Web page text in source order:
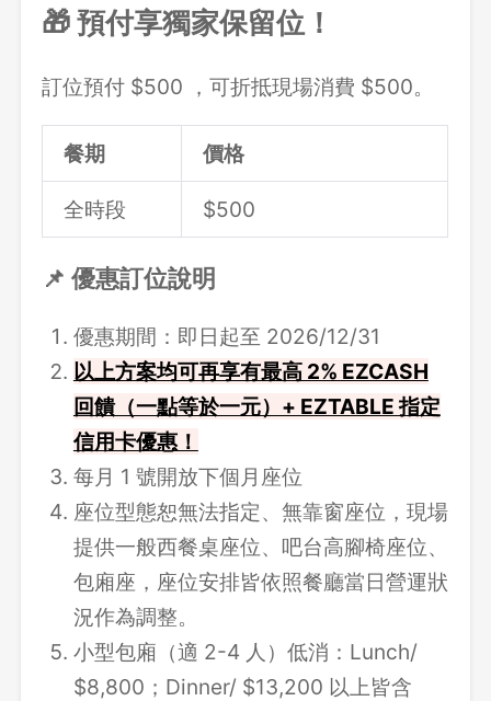
🎁 預付享獨家保留位！
訂位預付 $500 ，可折抵現場消費 $500。
餐期 價格
全時段 $500
📌 優惠訂位說明
優惠期間：即日起至 2026/12/31
以上方案均可再享有最高 2% EZCASH
回饋（一點等於一元）+ EZTABLE 指定
信用卡優惠！
每月 1 號開放下個月座位
座位型態恕無法指定、無靠窗座位，現場
提供一般西餐桌座位、吧台高腳椅座位、
包廂座，座位安排皆依照餐廳當日營運狀
況作為調整。
小型包廂（適 2-4 人）低消：Lunch/
$8,800；Dinner/ $13,200 以上皆含